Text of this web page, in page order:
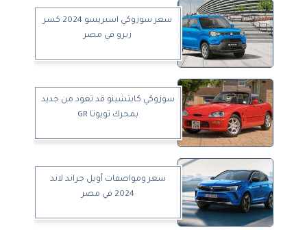
سعر سوزوكي اسبريسو 2024 كسر
زيرو في مصر
سوزوكي كابتشينو قد تعود من جديد
بمحرك تويوتا GR
سعر ومواصفات أوبل جراند لاند
2024 في مصر